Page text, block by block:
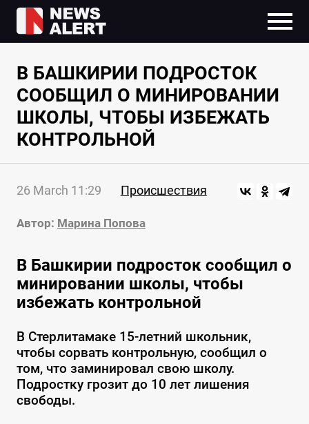
В БАШКИРИИ ПОДРОСТОК
СООБЩИЛ О МИНИРОВАНИИ
ШКОЛЫ, ЧТОБЫ ИЗБЕЖАТЬ
КОНТРОЛЬНОЙ
26 March 11:29 Происшествия
Автор: Марина Попова
В Башкирии подросток сообщил о
минировании школы, чтобы
избежать контрольной
В Стерлитамаке 15-летний школьник,
чтобы сорвать контрольную, сообщил о
том, что заминировал свою школу.
Подростку грозит до 10 лет лишения
свободы.